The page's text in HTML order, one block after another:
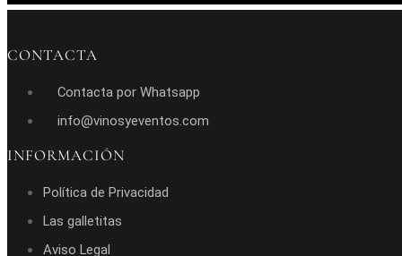
CONTACTA
Contacta por Whatsapp
info@vinosyeventos.com
INFORMACIÓN
Política de Privacidad
Las galletitas
Aviso Legal